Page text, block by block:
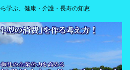
学ぶ、健康・介護・長寿の知恵